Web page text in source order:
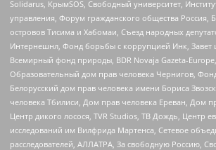
Solidarus, КрымSOS, Свободный университет,
управления, Форум гражданского общества Россия,
островов Тисима и Хабомаи, Съезд народных
Интернешнл, Фонд борьбы с коррупцией Инк, Завет
Всемирный фонд природы, BDR Novaja Gazeta-
Образовательный дом прав человека Чернигов,
Белорусский дом прав человека имени Бориса
человека Тбилиси, Дом прав человека Ереван, Дом
Центр дикого лосося, TVR Studios, ТВ Дождь, Центр
исследований им Вилфрида Мартенса, Сетевое
расследователей, АЛЛАТРА, За свободную Россию,